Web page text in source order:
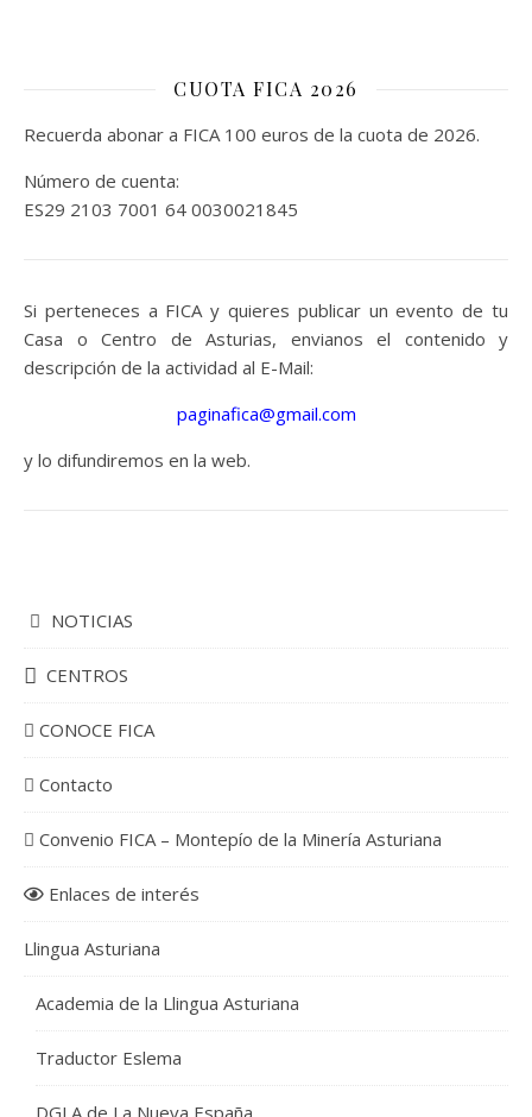
CUOTA FICA 2026
Recuerda abonar a FICA 100 euros de la cuota de 2026.
Número de cuenta:
ES29 2103 7001 64 0030021845
Si perteneces a FICA y quieres publicar un evento de tu
Casa o Centro de Asturias, envianos el contenido y
descripción de la actividad al E-Mail:
paginafica@gmail.com
y lo difundiremos en la web.
NOTICIAS
CENTROS
CONOCE FICA
Contacto
Convenio FICA – Montepío de la Minería Asturiana
Enlaces de interés
Llingua Asturiana
Academia de la Llingua Asturiana
Traductor Eslema
DGLA de La Nueva España